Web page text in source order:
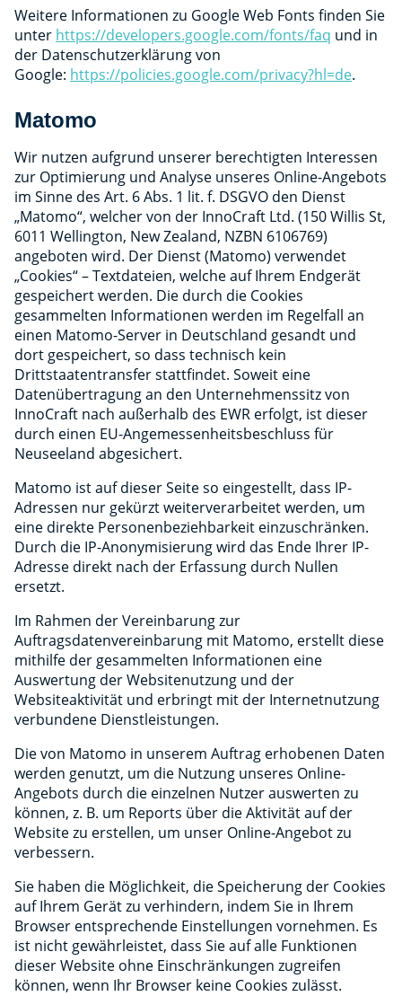
Weitere Informationen zu Google Web Fonts finden Sie
unter https://developers.google.com/fonts/faq und in
der Datenschutzerklärung von
Google: https://policies.google.com/privacy?hl=de.
Matomo
Wir nutzen aufgrund unserer berechtigten Interessen
zur Optimierung und Analyse unseres Online-Angebots
im Sinne des Art. 6 Abs. 1 lit. f. DSGVO den Dienst
„Matomo“, welcher von der InnoCraft Ltd. (150 Willis St,
6011 Wellington, New Zealand, NZBN 6106769)
angeboten wird. Der Dienst (Matomo) verwendet
„Cookies“ – Textdateien, welche auf Ihrem Endgerät
gespeichert werden. Die durch die Cookies
gesammelten Informationen werden im Regelfall an
einen Matomo-Server in Deutschland gesandt und
dort gespeichert, so dass technisch kein
Drittstaatentransfer stattfindet. Soweit eine
Datenübertragung an den Unternehmenssitz von
InnoCraft nach außerhalb des EWR erfolgt, ist dieser
durch einen EU-Angemessenheitsbeschluss für
Neuseeland abgesichert.
Matomo ist auf dieser Seite so eingestellt, dass IP-
Adressen nur gekürzt weiterverarbeitet werden, um
eine direkte Personenbeziehbarkeit einzuschränken.
Durch die IP-Anonymisierung wird das Ende Ihrer IP-
Adresse direkt nach der Erfassung durch Nullen
ersetzt.
Im Rahmen der Vereinbarung zur
Auftragsdatenvereinbarung mit Matomo, erstellt diese
mithilfe der gesammelten Informationen eine
Auswertung der Websitenutzung und der
Websiteaktivität und erbringt mit der Internetnutzung
verbundene Dienstleistungen.
Die von Matomo in unserem Auftrag erhobenen Daten
werden genutzt, um die Nutzung unseres Online-
Angebots durch die einzelnen Nutzer auswerten zu
können, z. B. um Reports über die Aktivität auf der
Website zu erstellen, um unser Online-Angebot zu
verbessern.
Sie haben die Möglichkeit, die Speicherung der Cookies
auf Ihrem Gerät zu verhindern, indem Sie in Ihrem
Browser entsprechende Einstellungen vornehmen. Es
ist nicht gewährleistet, dass Sie auf alle Funktionen
dieser Website ohne Einschränkungen zugreifen
können, wenn Ihr Browser keine Cookies zulässt.